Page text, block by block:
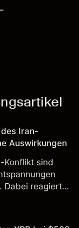
Iran-
Auswirkungen
Konflikt sind
Dabei reagierte
sondern